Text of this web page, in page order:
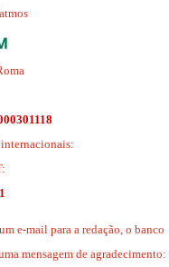
internacionais:
e-mail para a redação, o banco
mensagem de agradecimento: